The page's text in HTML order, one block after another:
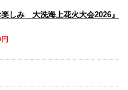
しみ 大洗海上花火大会2026』